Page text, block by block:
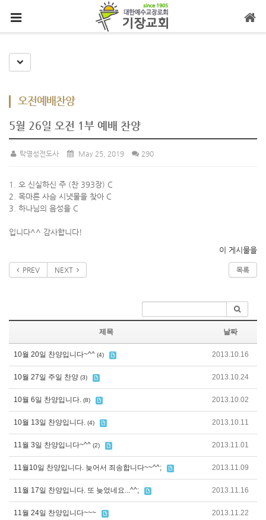
Toggle Dropdown
오전예배찬양
5월 26일 오전 1부 예배 찬양
탁영성전도사 May 25, 2019 290
1. 오 신실하신 주 (찬 393장) C
2. 목마른 사슴 시냇물을 찾아 C
3. 하나님의 음성을 C
입니다^^ 감사합니다!
이 게시물을
PREV NEXT 목록
제목 날짜
10월 20일 찬양입니다~^^ (4) 2013.10.16
10월 27일 주일 찬양 (3) 2013.10.24
10월 6일 찬양입니다. (8) 2013.10.02
10월 13일 찬양입니다. (4) 2013.10.11
11월 3일 찬양입니다~^^ (2) 2013.11.01
11월10일 찬양입니다. 늦어서 죄송합니다~~^^; 2013.11.09
11월 17일 찬양입니다. 또 늦었네요...^^; 2013.11.16
11월 24일 찬양입니다~~~ 2013.11.22